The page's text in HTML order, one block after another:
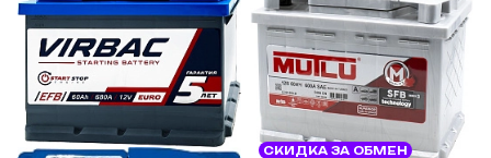
СКИДКА ЗА ОБМЕН